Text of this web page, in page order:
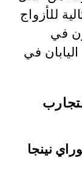
للأزواج
في
في
نينجا